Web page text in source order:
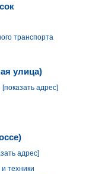
транспорта
улица)
[показать адрес]
адрес]
техники